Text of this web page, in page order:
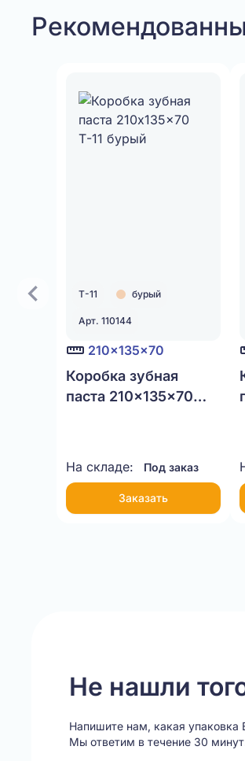
Т-11 бурый
Арт. 110144
210x135x70
Коробка зубная
паста 210x135x70
На складе: Под заказ
Заказать
Не нашли
Напишите нам, какая упаковка
Мы ответим в течение 30